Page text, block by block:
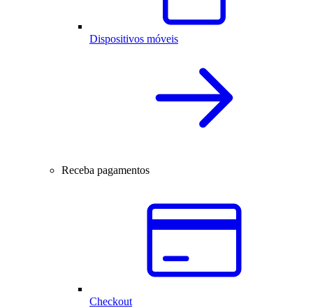
Dispositivos móveis
Receba pagamentos
Checkout